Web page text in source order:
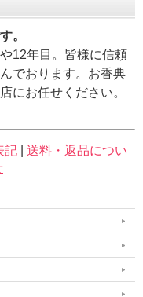
。
12年目。皆様に信頼
でおります。お香典
にお任せください。
記
送料・返品につい